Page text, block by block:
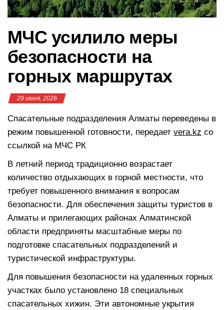
МЧС усилило меры
безопасности на
горных маршрутах
29 июня, 2026
Спасательные подразделения Алматы переведены в
режим повышенной готовности, передает vera.kz со
ссылкой на МЧС РК
В летний период традиционно возрастает
количество отдыхающих в горной местности, что
требует повышенного внимания к вопросам
безопасности. Для обеспечения защиты туристов в
Алматы и прилегающих районах Алматинской
области предприняты масштабные меры по
подготовке спасательных подразделений и
туристической инфраструктуры.
Для повышения безопасности на удаленных горных
участках было установлено 18 специальных
спасательных хижин. Эти автономные укрытия